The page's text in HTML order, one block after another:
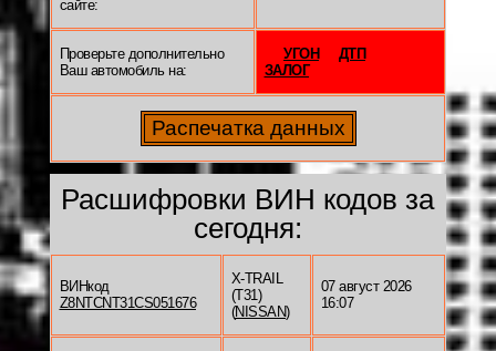
сайте:
Проверьте дополнительно
Ваш автомобиль на:
УГОН
ДТП
ЗАЛОГ
Расшифровки ВИН кодов за
сегодня:
ВИНкод
Z8NTCNT31CS051676
X-TRAIL
(T31)
(NISSAN)
07 август 2026
16:07